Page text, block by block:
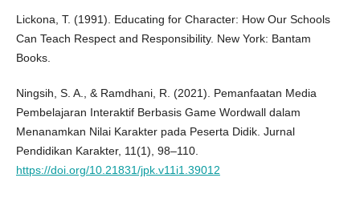
Lickona, T. (1991). Educating for Character: How Our Schools
Can Teach Respect and Responsibility. New York: Bantam
Books.
Ningsih, S. A., & Ramdhani, R. (2021). Pemanfaatan Media
Pembelajaran Interaktif Berbasis Game Wordwall dalam
Menanamkan Nilai Karakter pada Peserta Didik. Jurnal
Pendidikan Karakter, 11(1), 98–110.
https://doi.org/10.21831/jpk.v11i1.39012